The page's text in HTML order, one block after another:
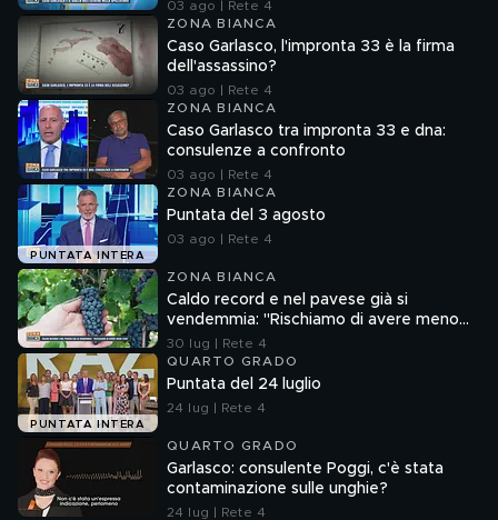
03 ago | Rete 4
ZONA BIANCA
Caso Garlasco, l'impronta 33 è la firma
dell'assassino?
03 ago | Rete 4
ZONA BIANCA
Caso Garlasco tra impronta 33 e dna:
consulenze a confronto
03 ago | Rete 4
PUNTATA INTERA
ZONA BIANCA
Puntata del 3 agosto
03 ago | Rete 4
ZONA BIANCA
Caldo record e nel pavese già si
vendemmia: "Rischiamo di avere meno
vino"
30 lug | Rete 4
PUNTATA INTERA
QUARTO GRADO
Puntata del 24 luglio
24 lug | Rete 4
QUARTO GRADO
Garlasco: consulente Poggi, c'è stata
contaminazione sulle unghie?
24 lug | Rete 4